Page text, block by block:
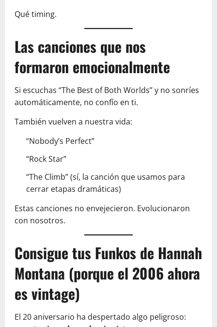
Qué timing.
Las canciones que nos
formaron emocionalmente
Si escuchas “The Best of Both Worlds” y no sonríes
automáticamente, no confío en ti.
También vuelven a nuestra vida:
“Nobody’s Perfect”
“Rock Star”
“The Climb” (sí, la canción que usamos para
cerrar etapas dramáticas)
Estas canciones no envejecieron. Evolucionaron
con nosotros.
Consigue tus Funkos de Hannah
Montana (porque el 2006 ahora
es vintage)
El 20 aniversario ha despertado algo peligroso: